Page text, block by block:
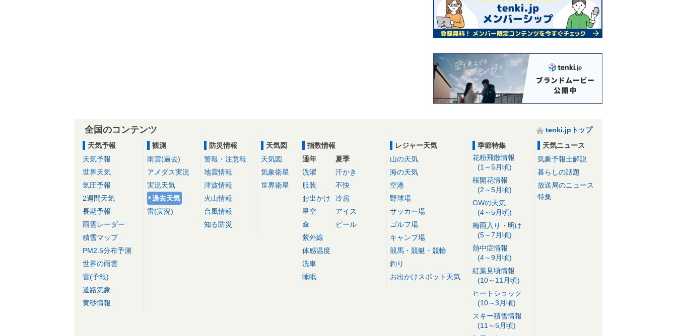
全国のコンテンツ
tenki.jpトップ
天気予報
天気予報
世界天気
気圧予報
2週間天気
長期予報
雨雲レーダー
積雪マップ
PM2.5分布予測
世界の雨雲
雷(予報)
道路気象
黄砂情報
観測
雨雲(過去)
アメダス実況
実況天気
過去天気
雷(実況)
防災情報
警報・注意報
地震情報
津波情報
火山情報
台風情報
知る防災
天気図
天気図
気象衛星
世界衛星
指数情報
通年
洗濯
服装
お出かけ
星空
傘
紫外線
体感温度
洗車
睡眠
夏季
汗かき
不快
冷房
アイス
ビール
レジャー天気
山の天気
海の天気
空港
野球場
サッカー場
ゴルフ場
キャンプ場
競馬・競艇・競輪
釣り
お出かけスポット天気
季節特集
花粉飛散情報
(1～5月頃)
桜開花情報
(2～5月頃)
GWの天気
(4～5月頃)
梅雨入り・明け
(5～7月頃)
熱中症情報
(4～9月頃)
紅葉見頃情報
(10～11月頃)
ヒートショック
(10～3月頃)
スキー積雪情報
(11～5月頃)
天気ニュース
気象予報士解説
暮らしの話題
放送局のニュース
特集